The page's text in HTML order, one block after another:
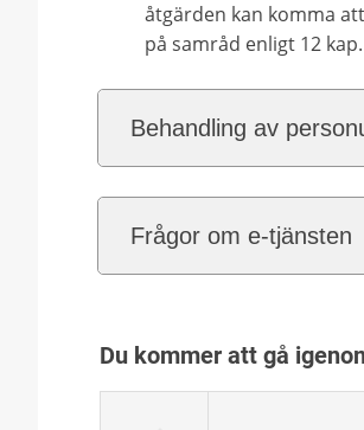
åtgärden kan komma
på samråd enligt 12
Behandling av
Frågor om e-tjänsten
Du kommer att gå